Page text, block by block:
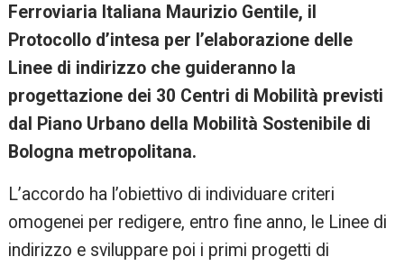
Ferroviaria Italiana Maurizio Gentile, il
Protocollo d’intesa per l’elaborazione delle
Linee di indirizzo che guideranno la
progettazione dei 30 Centri di Mobilità previsti
dal Piano Urbano della Mobilità Sostenibile di
Bologna metropolitana.
L’accordo ha l’obiettivo di individuare criteri
omogenei per redigere, entro fine anno, le Linee di
indirizzo e sviluppare poi i primi progetti di